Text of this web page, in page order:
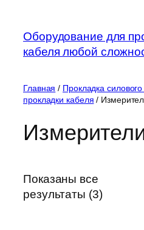
содержимому
Оборудование для
кабеля любой
Главная / Прокладка
прокладки кабеля /
Показаны все
результаты (3)